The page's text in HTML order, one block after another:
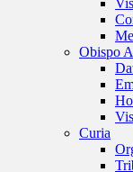
Obispo
Curia